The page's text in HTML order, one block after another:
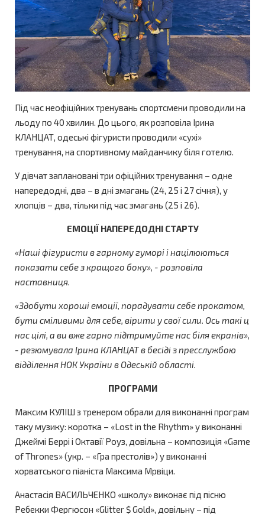
Під час неофіційних тренувань спортсмени проводили на
льоду по 40 хвилин. До цього, як розповіла Ірина
КЛАНЦАТ, одеські фігуристи проводили «сухі»
тренування, на спортивному майданчику біля готелю.
У дівчат заплановані три офіційних тренування – одне
напередодні, два – в дні змагань (24, 25 і 27 січня), у
хлопців – два, тільки під час змагань (25 і 26).
ЕМОЦІЇ НАПЕРЕДОДНІ СТАРТУ
«Наші фігуристи в гарному гуморі і націлюються
показати себе з кращого боку», - розповіла
наставниця.
«Здобути хороші емоції, порадувати себе прокатом,
бути сміливими для себе, вірити у свої сили. Ось такі ц
нас цілі, а ви вже гарно підтримуйте нас біля екранів»,
- резюмувала Ірина КЛАНЦАТ в бесіді з пресслужбою
відділення НОК України в Одеській області.
ПРОГРАМИ
Максим КУЛІШ з тренером обрали для виконанні програм
таку музику: коротка – «Lost in the Rhythm» у виконанні
Джеймі Беррі і Октавії Роуз, довільна – композиція «Game
of Thrones» (укр. – «Гра престолів») у виконанні
хорватського піаніста Максима Мрвіци.
Анастасія ВАСИЛЬЧЕНКО «школу» виконає під пісню
Ребекки Фергюсон «Glitter $ Gold», довільну – під